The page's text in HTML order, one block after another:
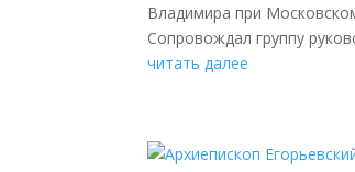
Владимира при
Сопровождал группу
читать далее